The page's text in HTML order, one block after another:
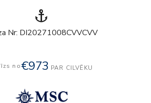
anchor
Nr: DI20271008CVVCVV
no€973 PAR CILVĒKU